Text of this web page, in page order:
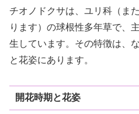
チオノドクサは、ユリ科（ま
ります）の球根性多年草で、
生しています。その特徴は、
と花姿にあります。
開花時期と花姿